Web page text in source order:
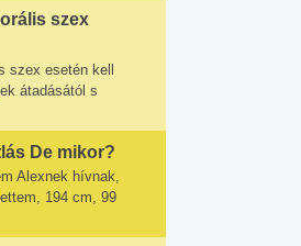
szex
szex esetén kell
átadásától s
De mikor?
Alexnek hívnak,
194 cm, 99